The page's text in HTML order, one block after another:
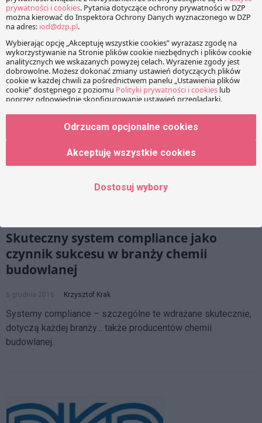
osobowych” mówiła na wczorajszym Polsko-Niemieckim
Forum Prawa i Gospodarki Anna Partyka-Opiela. Poniżej kilka
słów podsumowania jej wystąpienia.
Skuteczny system compliance jako
czynnik sukcesu w branży chemii
budowlanej
6 grudnia 2016 Krzysztof Krak
Systemy compliance – szczególne te wdrażane skutecznie,
dotyczą każdej branży… także producentów chemii
budowlanej.
Odrzucam opcjonalne cookies
Akceptuję wszystkie cookies
Dostosuj wybory